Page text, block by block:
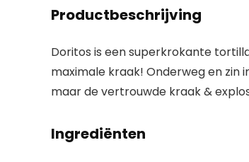
Productbeschrijving
Doritos is een superkrokante
maximale kraak! Onderweg en zin
maar de vertrouwde kraak &
Ingrediënten